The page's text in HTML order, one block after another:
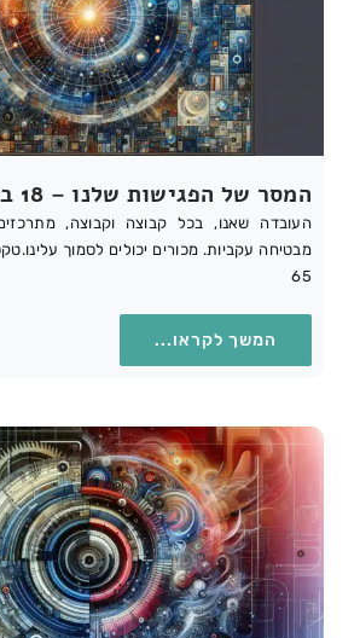
המסר של הפגישות שלנו – 18 בדצמבר
העובדה שאנו, בכל קבוצה וקבוצה,
65
המשך לקראו...